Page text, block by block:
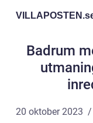
VILLAPOSTEN.
Badrum
20 oktober 2023